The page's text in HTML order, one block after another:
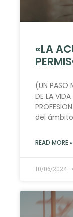
«LA
(UN PASO
DE LA
del
READ MORE »
10/06/2024